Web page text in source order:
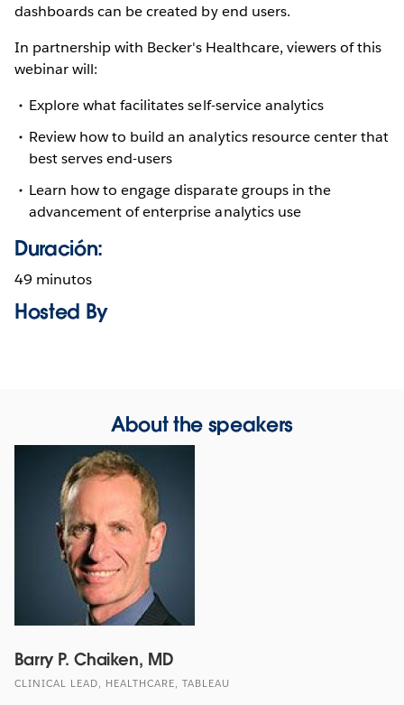
dashboards can be created by end users.
In partnership with Becker's Healthcare, viewers of this
webinar will:
Explore what facilitates self-service analytics
Review how to build an analytics resource center that
best serves end-users
Learn how to engage disparate groups in the
advancement of enterprise analytics use
Duración:
49 minutos
Hosted By
About the speakers
Barry P. Chaiken, MD
CLINICAL LEAD, HEALTHCARE, TABLEAU